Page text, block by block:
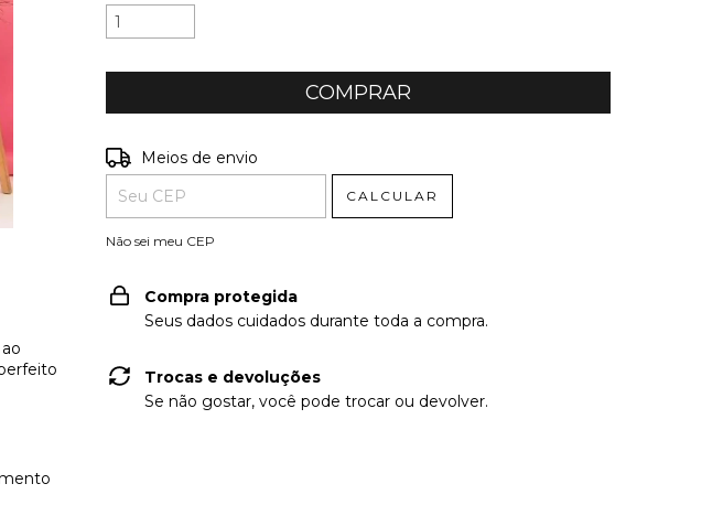
Entregas para o CEP:
Meios de envio
CALCULAR
Não sei meu CEP
Compra protegida
Seus dados cuidados durante toda a compra.
Trocas e devoluções
Se não gostar, você pode trocar ou devolver.